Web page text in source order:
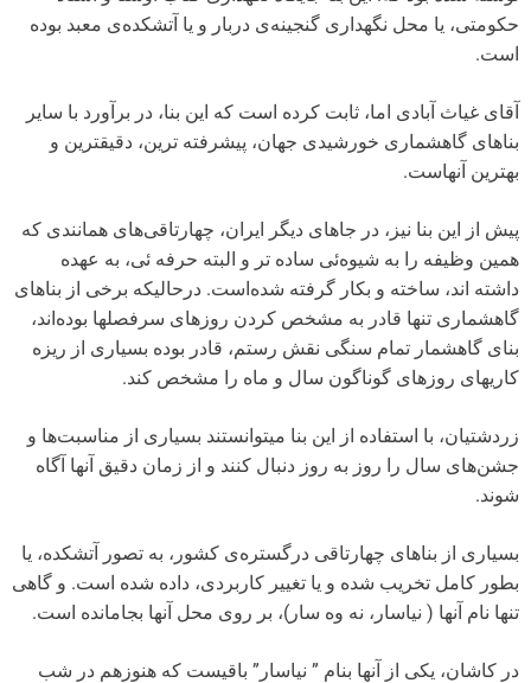
حکومتی، یا محل نگهداری گنجینه‌ی دربار و یا آتشکده‌ی معبد بوده
است.
آقای غیاث آبادی اما، ثابت کرده است که این بنا، در برآورد با سایر
بناهای گاهشماری خورشیدی جهان، پیشرفته ترین، دقیقترین و
بهترین آنهاست.
پیش از این بنا نیز، در جاهای دیگر ایران، چهارتاقی‌های همانندی که
همین وظیفه را به شیوه‌ئی ساده تر و البته حرفه ئی، به عهده
داشته اند، ساخته و بکار گرفته شده‌است. درحالیکه برخی از بناهای
گاهشماری تنها قادر به مشخص کردن روزهای سرفصلها بوده‌اند،
بنای گاهشمار تمام سنگی نقش رستم، قادر بوده بسیاری از ریزه
کاریهای روزهای گوناگون سال و ماه را مشخص کند.
زردشتیان، با استفاده از این بنا میتوانستند بسیاری از مناسبت‌ها و
جشن‌های سال را روز به روز دنبال کنند و از زمان دقیق آنها آگاه
شوند.
بسیاری از بناهای چهارتاقی درگستره‌ی کشور، به تصور آتشکده، یا
بطور کامل تخریب شده و یا تغییر کاربردی، داده شده است. و گاهی
تنها نام آنها ( نیاسار، نه وه سار)، بر روی محل آنها بجامانده است.
در کاشان، یکی از آنها بنام ” نیاسار” باقیست که هنوزهم در شب